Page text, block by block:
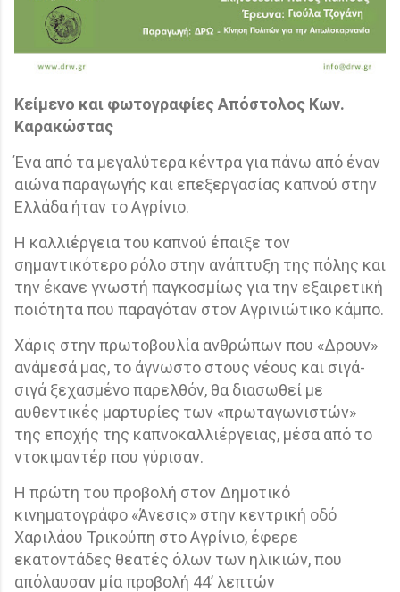
Κείμενο και φωτογραφίες Απόστολος Κων.
Καρακώστας
Ένα από τα μεγαλύτερα κέντρα για πάνω από έναν
αιώνα παραγωγής και επεξεργασίας καπνού στην
Ελλάδα ήταν το Αγρίνιο.
Η καλλιέργεια του καπνού έπαιξε τον
σημαντικότερο ρόλο στην ανάπτυξη της πόλης και
την έκανε γνωστή παγκοσμίως για την εξαιρετική
ποιότητα που παραγόταν στον Αγρινιώτικο κάμπο.
Χάρις στην πρωτοβουλία ανθρώπων που «Δρουν»
ανάμεσά μας, το άγνωστο στους νέους και σιγά-
σιγά ξεχασμένο παρελθόν, θα διασωθεί με
αυθεντικές μαρτυρίες των «πρωταγωνιστών»
της εποχής της καπνοκαλλιέργειας, μέσα από το
ντοκιμαντέρ που γύρισαν.
Η πρώτη του προβολή στον Δημοτικό
κινηματογράφο «Άνεσις» στην κεντρική οδό
Χαριλάου Τρικούπη στο Αγρίνιο, έφερε
εκατοντάδες θεατές όλων των ηλικιών, που
απόλαυσαν μία προβολή 44’ λεπτών